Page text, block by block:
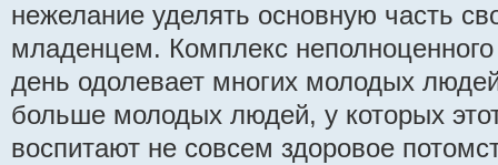
нежелание уделять основную часть
младенцем. Комплекс
день одолевает многих молодых
больше молодых людей, у которых
воспитают не совсем здоровое